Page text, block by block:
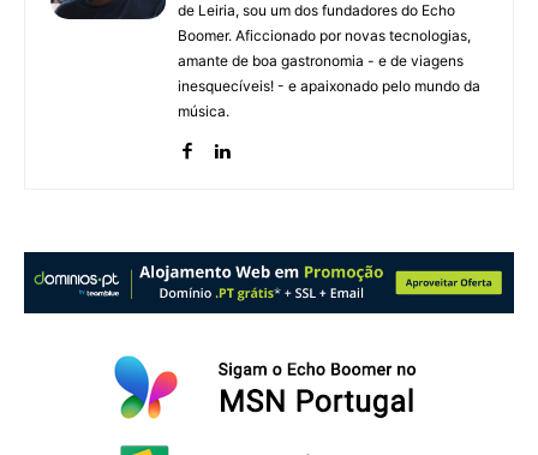
de Leiria, sou um dos fundadores do Echo
Boomer. Aficcionado por novas tecnologias,
amante de boa gastronomia - e de viagens
inesquecíveis! - e apaixonado pelo mundo da
música.